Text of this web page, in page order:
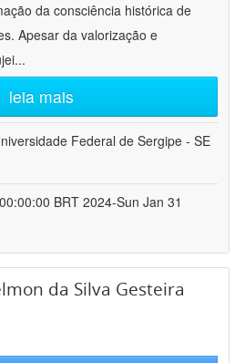
da consciência histórica de
Apesar da valorização e
...
leia mais
Federal de Sergipe - SE
BRT 2024-Sun Jan 31
da Silva Gesteira